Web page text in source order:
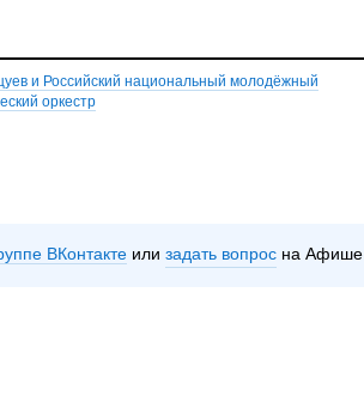
и Российский национальный молодёжный
оркестр
ВКонтакте задать вопрос на Афише